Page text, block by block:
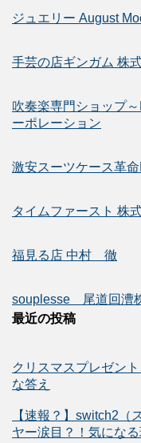
ジュエリー August
手芸の店ギンガム 株
吹奏楽専門ショップ
ーポレーション
激安スーツケース革
タイムファースト 株
福見る店 中村 徹
souplesse 尾道回漕
最近の投稿
クリスマスプレゼン
な答え
【速報？】switch2（
ヤー涙目？！気にな